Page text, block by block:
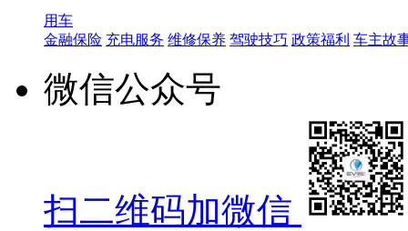
用车
金融保险 充电服务 维修保养 驾驶技巧 政策福利 车主故
微信公众号
扫二维码加微信